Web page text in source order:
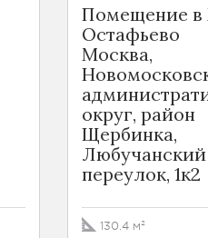
Помещение
Остафьево
Москва,
округ, район
Щербинка,
Любучанский
переулок, 1к2
130.4 м²